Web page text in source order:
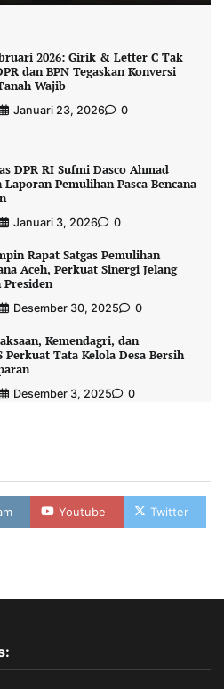
2026: Girik & Letter C Tak
dan BPN Tegaskan Konversi
Wajib
Januari 23, 2026 0
DPR RI Sufmi Dasco Ahmad
Laporan Pemulihan Pasca Bencana
Januari 3, 2026 0
Rapat Satgas Pemulihan
Aceh, Perkuat Sinergi Jelang
Presiden
Desember 30, 2025 0
Kemendagri, dan
Perkuat Tata Kelola Desa Bersih
Desember 3, 2025 0
Youtube Twitter